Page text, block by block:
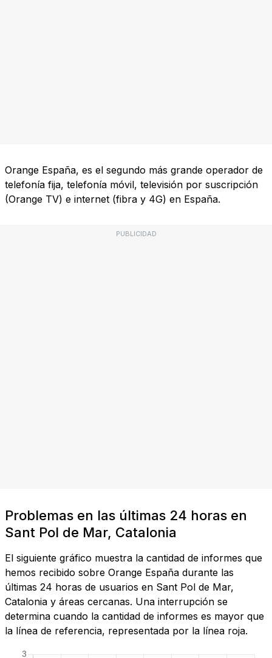
Orange España, es el segundo más grande operador de
telefonía fija, telefonía móvil, televisión por suscripción
(Orange TV) e internet (fibra y 4G) en España.
PUBLICIDAD
Problemas en las últimas 24 horas en
Sant Pol de Mar, Catalonia
El siguiente gráfico muestra la cantidad de informes que
hemos recibido sobre Orange España durante las
últimas 24 horas de usuarios en Sant Pol de Mar,
Catalonia y áreas cercanas. Una interrupción se
determina cuando la cantidad de informes es mayor que
la línea de referencia, representada por la línea roja.